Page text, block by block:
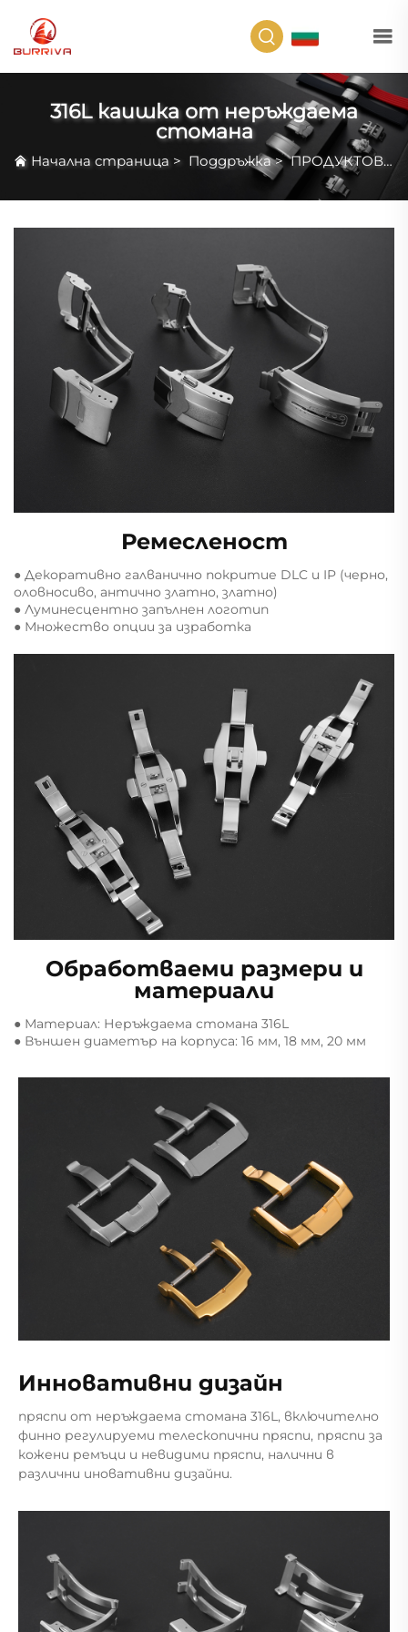
316L каишка от неръждаема
стомана
Начална страница > Поддръжка>ПРОДУКТОВ СЛУЧАЙ
Ремесленост
● Декоративно галванично покритие DLC и IP (черно,
оловносиво, антично златно, златно)
● Луминесцентно запълнен логотип
● Множество опции за изработка
Обработваеми размери и
материали
● Материал: Неръждаема стомана 316L
● Външен диаметър на корпуса: 16 мм, 18 мм, 20 мм
Инновативни дизайн
пряспи от неръждаема стомана 316L, включително
финно регулируеми телескопични пряспи, пряспи за
кожени ремъци и невидими пряспи, налични в
различни иновативни дизайни.